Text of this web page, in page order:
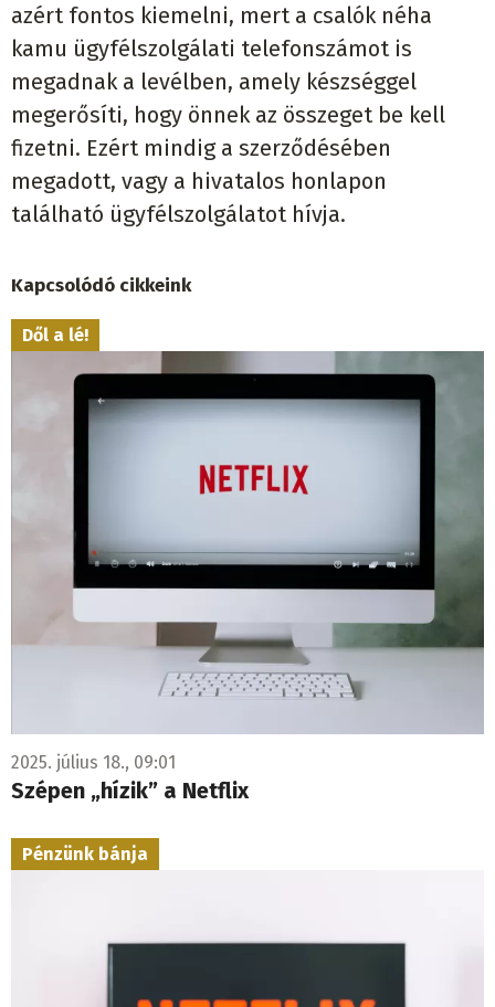
azért fontos kiemelni, mert a csalók néha
kamu ügyfélszolgálati telefonszámot is
megadnak a levélben, amely készséggel
megerősíti, hogy önnek az összeget be kell
fizetni. Ezért mindig a szerződésében
megadott, vagy a hivatalos honlapon
található ügyfélszolgálatot hívja.
Kapcsolódó cikkeink
Dől a lé!
2025. július 18., 09:01
Szépen „hízik” a Netflix
Pénzünk bánja